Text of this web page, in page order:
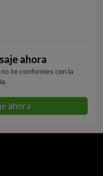
ahora
te conformes con la
ahora